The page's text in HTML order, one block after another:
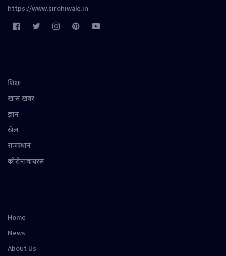
https://www.sirohiwale.in
शिक्षा
खास खबर
ज्ञान
खेल
राजस्थान
कोरोनावायरस
Home
News
About Us